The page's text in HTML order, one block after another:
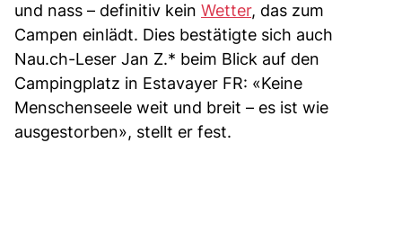
und nass – definitiv kein Wetter, das zum
Campen einlädt. Dies bestätigte sich auch
Nau.ch-Leser Jan Z.* beim Blick auf den
Campingplatz in Estavayer FR: «Keine
Menschenseele weit und breit – es ist wie
ausgestorben», stellt er fest.